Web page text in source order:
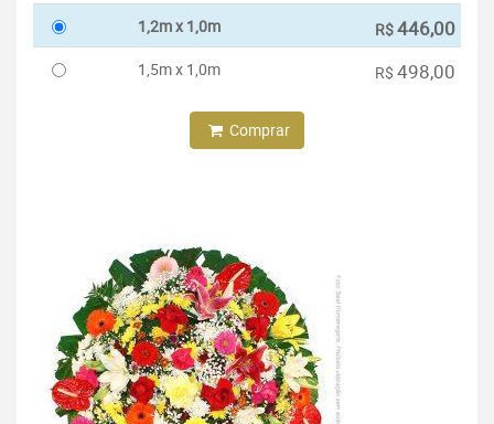
1,2m x 1,0m R$446,00
1,5m x 1,0m R$ 498,00
Comprar